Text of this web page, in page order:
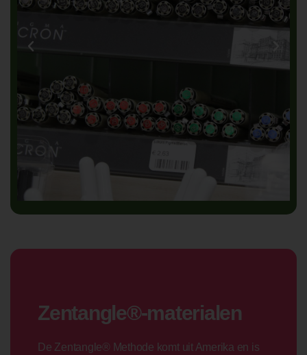
Zentangle®-materialen
De Zentangle® Methode komt uit Amerika en is